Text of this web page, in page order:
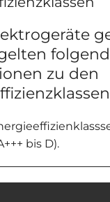
zu den
bis D).